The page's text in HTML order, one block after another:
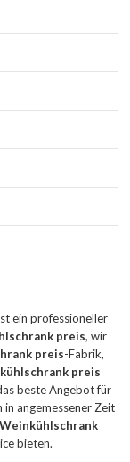
ein professioneller
preis, wir
preis-Fabrik,
preis
beste Angebot für
in angemessener Zeit
Weinkühlschrank
bieten.